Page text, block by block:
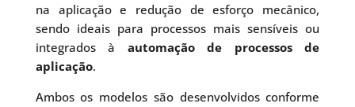
na aplicação e redução de esforço mecânico,
sendo ideais para processos mais sensíveis ou
integrados à automação de processos de
aplicação.
Ambos os modelos são desenvolvidos conforme